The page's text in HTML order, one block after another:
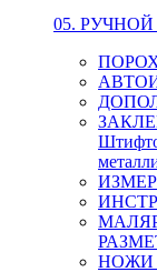
05.
НОЖИ